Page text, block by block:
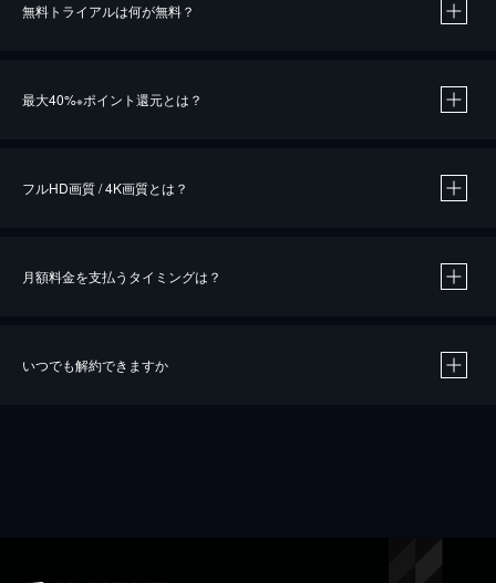
無料トライアルは何が無料？
最大40%※ポイント還元とは？
※40％ポイント還元の対象は、クレジットカード決済による作品の購入 / レンタルです。
フルHD画質 / 4K画質とは？
月額料金を支払うタイミングは？
いつでも解約できますか